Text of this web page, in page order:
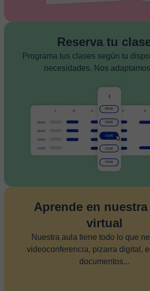
Reserva tu
Programa tus clases según tu
necesidades. Nos
Aprende en
virtual
Nuestra aula tiene todo lo que
videoconferencia, pizarra digital,
documentos...